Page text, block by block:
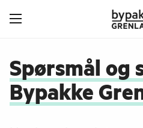
Spørsmål og
Bypakke